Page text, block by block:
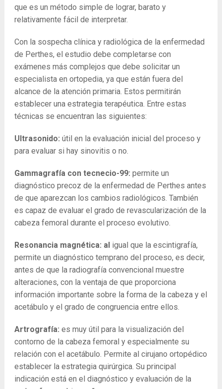
que es un método simple de lograr, barato y
relativamente fácil de interpretar.
Con la sospecha clínica y radiológica de la enfermedad
de Perthes, el estudio debe completarse con
exámenes más complejos que debe solicitar un
especialista en ortopedia, ya que están fuera del
alcance de la atención primaria. Estos permitirán
establecer una estrategia terapéutica. Entre estas
técnicas se encuentran las siguientes:
Ultrasonido: útil en la evaluación inicial del proceso y
para evaluar si hay sinovitis o no.
Gammagrafía con tecnecio-99: permite un
diagnóstico precoz de la enfermedad de Perthes antes
de que aparezcan los cambios radiológicos. También
es capaz de evaluar el grado de revascularización de la
cabeza femoral durante el proceso evolutivo.
Resonancia magnética: aligual que la escintigrafía,
permite un diagnóstico temprano del proceso, es decir,
antes de que la radiografía convencional muestre
alteraciones, con la ventaja de que proporciona
información importante sobre la forma de la cabeza y el
acetábulo y el grado de congruencia entre ellos.
Artrografía: es muy útil para la visualización del
contorno de la cabeza femoral y especialmente su
relación con el acetábulo. Permite al cirujano ortopédico
establecer la estrategia quirúrgica. Su principal
indicación está en el diagnóstico y evaluación de la